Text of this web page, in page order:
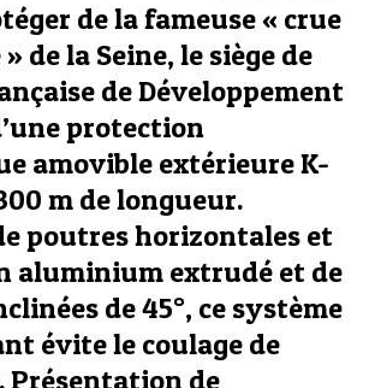
de la fameuse « crue
de la Seine, le siège de
de Développement
protection
amovible extérieure K-
m de longueur.
poutres horizontales et
aluminium extrudé et de
de 45°, ce système
évite le coulage de
Présentation de